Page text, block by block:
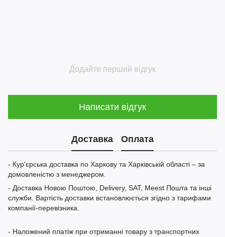
Додайте перший відгук
Написати відгук
Доставка Оплата
- Кур'єрська доставка по Харкову та Харківській області – за
домовленістю з менеджером.
- Доставка Новою Поштою, Delivery, SAT, Meest Пошта та інші
служби. Вартість доставки встановлюється згідно з тарифами
компанії-перевізника.
- Наложений платіж при отриманні товару з транспортних